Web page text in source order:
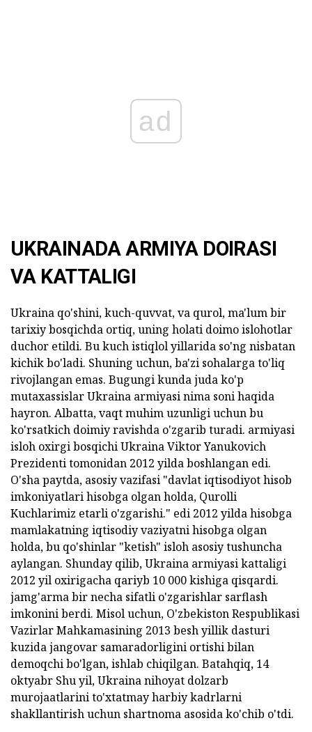
ad
UKRAINADA ARMIYA DOIRASI
VA KATTALIGI
Ukraina qo'shini, kuch-quvvat, va qurol, ma'lum bir
tarixiy bosqichda ortiq, uning holati doimo islohotlar
duchor etildi. Bu kuch istiqlol yillarida so'ng nisbatan
kichik bo'ladi. Shuning uchun, ba'zi sohalarga to'liq
rivojlangan emas. Bugungi kunda juda ko'p
mutaxassislar Ukraina armiyasi nima soni haqida
hayron. Albatta, vaqt muhim uzunligi uchun bu
ko'rsatkich doimiy ravishda o'zgarib turadi. armiyasi
isloh oxirgi bosqichi Ukraina Viktor Yanukovich
Prezidenti tomonidan 2012 yilda boshlangan edi.
O'sha paytda, asosiy vazifasi "davlat iqtisodiyot hisob
imkoniyatlari hisobga olgan holda, Qurolli
Kuchlarimiz etarli o'zgarishi." edi 2012 yilda hisobga
mamlakatning iqtisodiy vaziyatni hisobga olgan
holda, bu qo'shinlar "ketish" isloh asosiy tushuncha
aylangan. Shunday qilib, Ukraina armiyasi kattaligi
2012 yil oxirigacha qariyb 10 000 kishiga qisqardi.
jamg'arma bir necha sifatli o'zgarishlar sarflash
imkonini berdi. Misol uchun, O'zbekiston Respublikasi
Vazirlar Mahkamasining 2013 besh yillik dasturi
kuzida jangovar samaradorligini ortishi bilan
demoqchi bo'lgan, ishlab chiqilgan. Batahqiq, 14
oktyabr Shu yil, Ukraina nihoyat dolzarb
murojaatlarini to'xtatmay harbiy kadrlarni
shakllantirish uchun shartnoma asosida ko'chib o'tdi.